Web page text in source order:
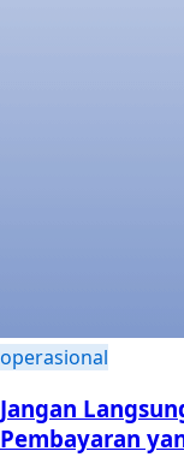
operasional
Jangan
Pembayaran